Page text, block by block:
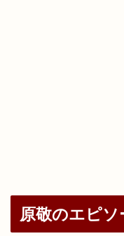
原敬のエピソ